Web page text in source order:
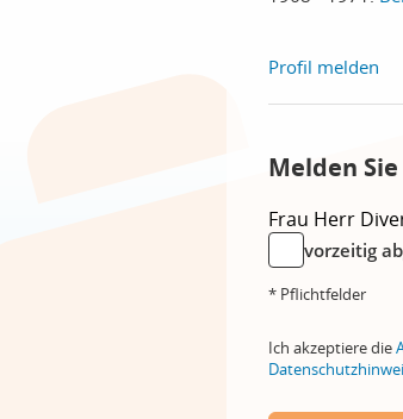
Profil melden
Melden
Frau Herr
vorzeitig
* Pflichtfelder
Ich akzeptiere die